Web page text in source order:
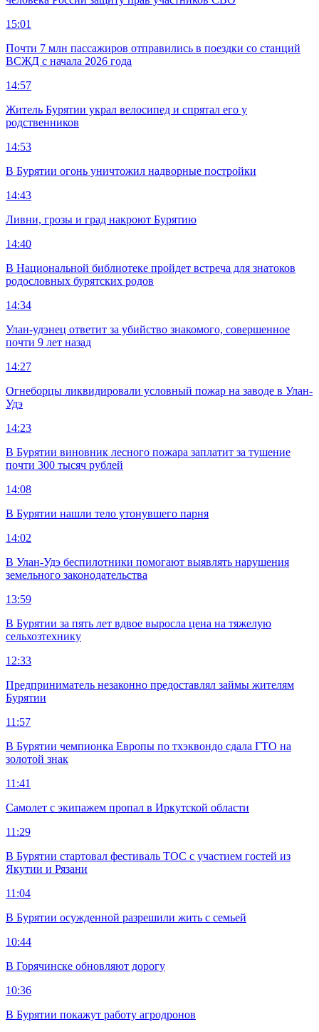
15:01
Почти 7 млн пассажиров отправились в поездки со станций
ВСЖД с начала 2026 года
14:57
Житель Бурятии украл велосипед и спрятал его у
родственников
14:53
В Бурятии огонь уничтожил надворные постройки
14:43
Ливни, грозы и град накроют Бурятию
14:40
В Национальной библиотеке пройдет встреча для знатоков
родословных бурятских родов
14:34
Улан-удэнец ответит за убийство знакомого, совершенное
почти 9 лет назад
14:27
Огнеборцы ликвидировали условный пожар на заводе в Улан-
Удэ
14:23
В Бурятии виновник лесного пожара заплатит за тушение
почти 300 тысяч рублей
14:08
В Бурятии нашли тело утонувшего парня
14:02
В Улан-Удэ беспилотники помогают выявлять нарушения
земельного законодательства
13:59
В Бурятии за пять лет вдвое выросла цена на тяжелую
сельхозтехнику
12:33
Предприниматель незаконно предоставлял займы жителям
Бурятии
11:57
В Бурятии чемпионка Европы по тхэквондо сдала ГТО на
золотой знак
11:41
Самолет с экипажем пропал в Иркутской области
11:29
В Бурятии стартовал фестиваль ТОС с участием гостей из
Якутии и Рязани
11:04
В Бурятии осужденной разрешили жить с семьей
10:44
В Горячинске обновляют дорогу
10:36
В Бурятии покажут работу агродронов